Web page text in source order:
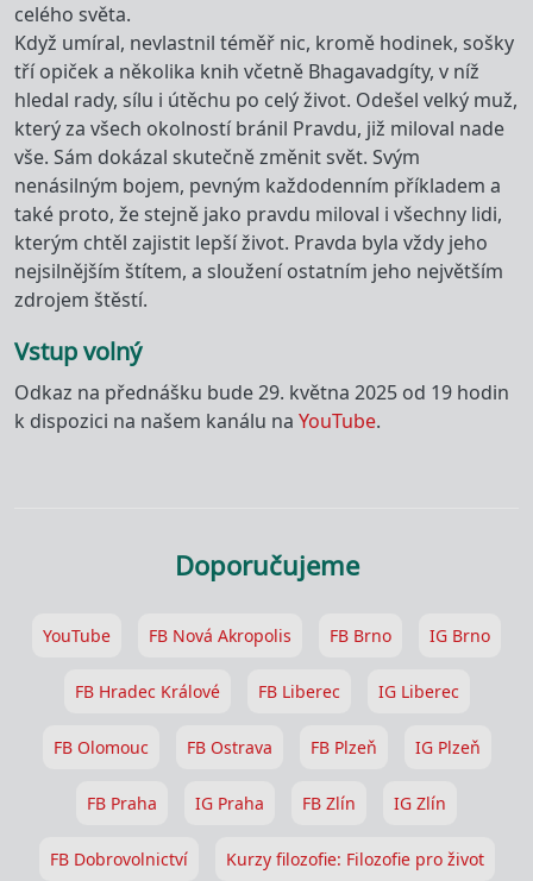
celého světa.
Když umíral, nevlastnil téměř nic, kromě hodinek, sošky
tří opiček a několika knih včetně Bhagavadgíty, v níž
hledal rady, sílu i útěchu po celý život. Odešel velký muž,
který za všech okolností bránil Pravdu, již miloval nade
vše. Sám dokázal skutečně změnit svět. Svým
nenásilným bojem, pevným každodenním příkladem a
také proto, že stejně jako pravdu miloval i všechny lidi,
kterým chtěl zajistit lepší život. Pravda byla vždy jeho
nejsilnějším štítem, a sloužení ostatním jeho největším
zdrojem štěstí.
Vstup volný
Odkaz na přednášku bude 29. května 2025 od 19 hodin
k dispozici na našem kanálu na YouTube.
Doporučujeme
YouTube FB Nová Akropolis FB Brno IG Brno
FB Hradec Králové FB Liberec IG Liberec
FB Olomouc FB Ostrava FB Plzeň IG Plzeň
FB Praha IG Praha FB Zlín IG Zlín
FB Dobrovolnictví Kurzy filozofie: Filozofie pro život